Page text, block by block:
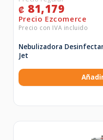
₡ 81,179
Nebulizadora
Jet